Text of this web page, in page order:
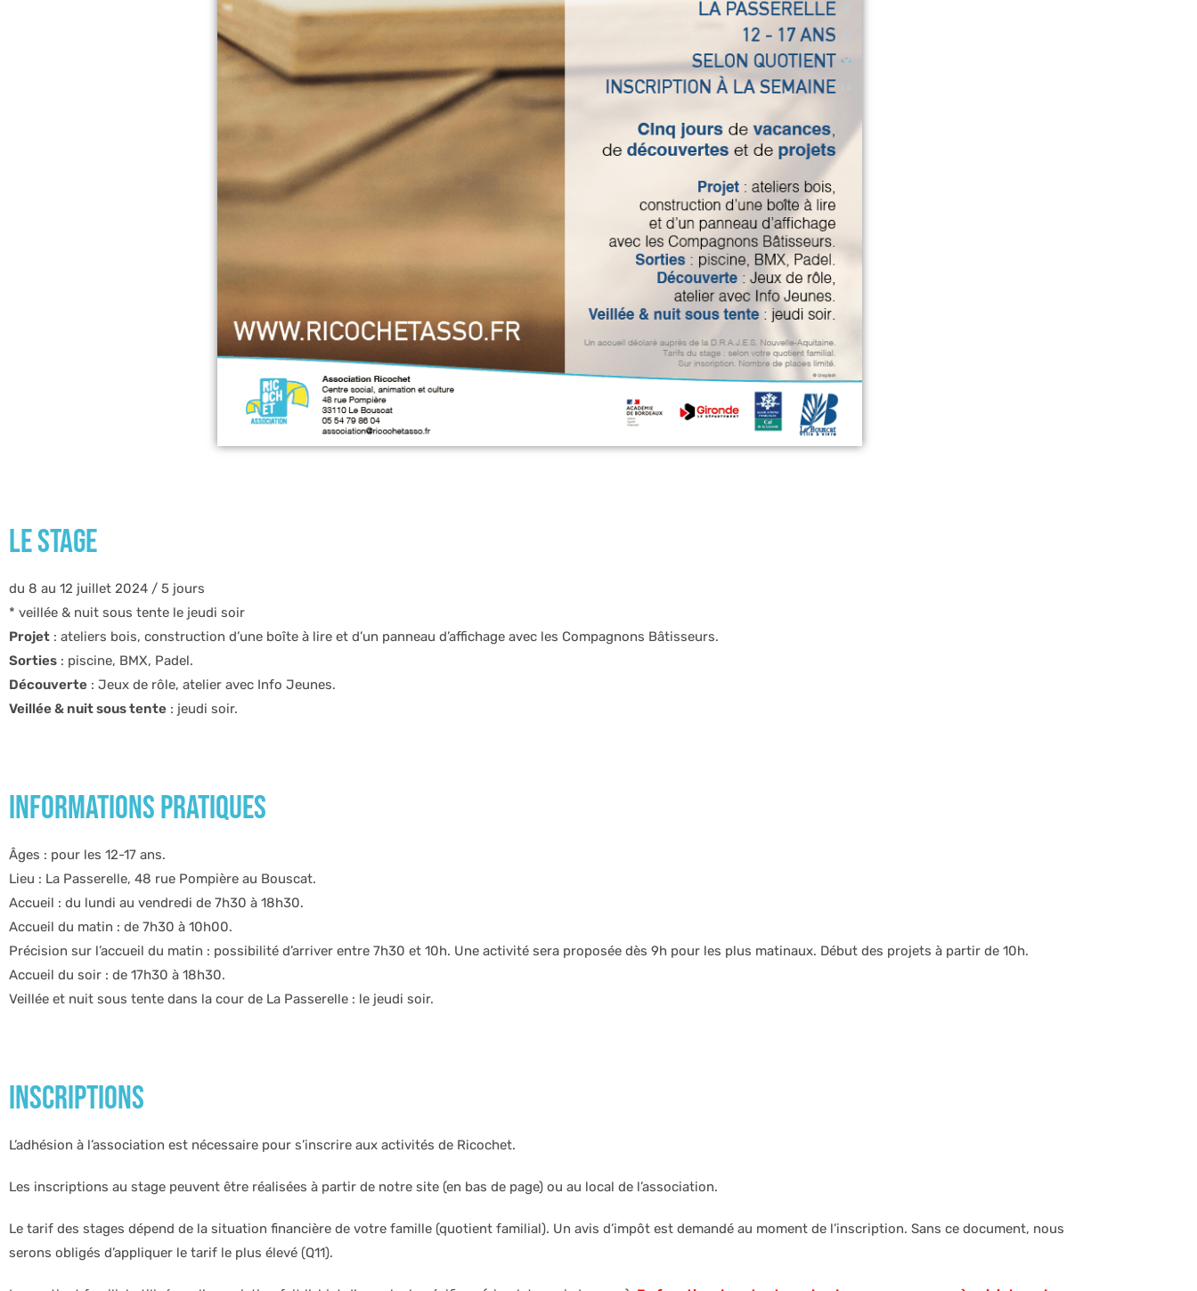
LE STAGE
du 8 au 12 juillet 2024 / 5 jours
* veillée & nuit sous tente le jeudi soir
Projet : ateliers bois, construction d’une boîte à lire et d’un panneau d’affichage avec les Compagnons Bâtisseurs.
Sorties : piscine, BMX, Padel.
Découverte : Jeux de rôle, atelier avec Info Jeunes.
Veillée & nuit sous tente : jeudi soir.
INFORMATIONS PRATIQUES
Âges : pour les 12-17 ans.
Lieu : La Passerelle, 48 rue Pompière au Bouscat.
Accueil : du lundi au vendredi de 7h30 à 18h30.
Accueil du matin : de 7h30 à 10h00.
Précision sur l’accueil du matin : possibilité d’arriver entre 7h30 et 10h. Une activité sera proposée dès 9h pour les plus matinaux. Début des projets à partir de 10h.
Accueil du soir : de 17h30 à 18h30.
Veillée et nuit sous tente dans la cour de La Passerelle : le jeudi soir.
INSCRIPTIONS
L’adhésion à l’association est nécessaire pour s’inscrire aux activités de Ricochet.
Les inscriptions au stage peuvent être réalisées à partir de notre site (en bas de page) ou au local de l’association.
Le tarif des stages dépend de la situation financière de votre famille (quotient familial). Un avis d’impôt est demandé au moment de l’inscription. Sans ce document, nous
serons obligés d’appliquer le tarif le plus élevé (Q11).